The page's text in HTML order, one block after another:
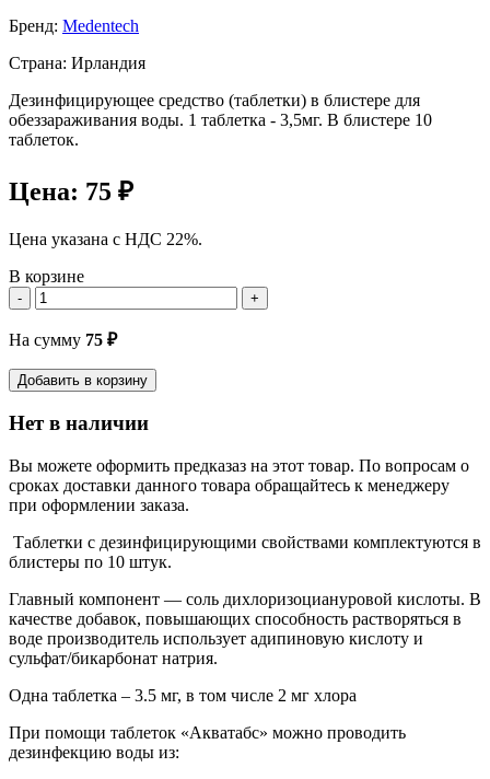
Бренд: Medentech
Страна: Ирландия
Дезинфицирующее средство (таблетки) в блистере для
обеззараживания воды. 1 таблетка - 3,5мг. В блистере 10
таблеток.
Цена: 75 ₽
Цена указана с НДС 22%.
В корзине
- +
На сумму 75 ₽
Добавить в корзину
Нет в наличии
Вы можете оформить предказаз на этот товар. По вопросам о
сроках доставки данного товара обращайтесь к менеджеру
при оформлении заказа.
Таблетки с дезинфицирующими свойствами комплектуются в
блистеры по 10 штук.
Главный компонент — соль дихлоризоциануровой кислоты. В
качестве добавок, повышающих способность растворяться в
воде производитель использует адипиновую кислоту и
сульфат/бикарбонат натрия.
Одна таблетка – 3.5 мг, в том числе 2 мг хлора
При помощи таблеток «Акватабс» можно проводить
дезинфекцию воды из: